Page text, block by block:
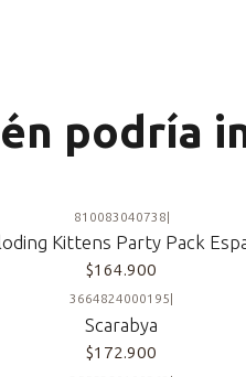
podría
810083040738|
Kittens Party Pack
$164.900
3664824000195
Scarabya
$172.900